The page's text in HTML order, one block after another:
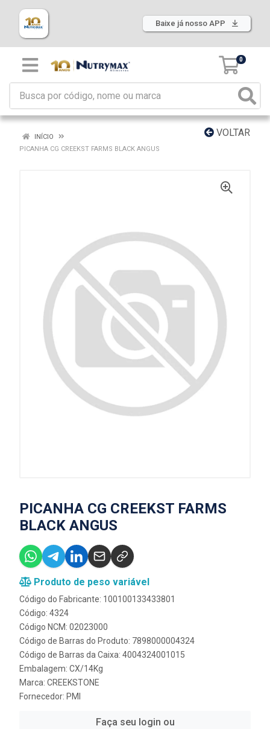
Baixe já nosso APP
0
VOLTAR
INÍCIO
PICANHA CG CREEKST FARMS BLACK ANGUS
PICANHA CG CREEKST FARMS
BLACK ANGUS
Produto de peso variável
Código do Fabricante: 100100133433801
Código: 4324
Código NCM: 02023000
Código de Barras do Produto: 7898000004324
Código de Barras da Caixa: 4004324001015
Embalagem: CX/14Kg
Marca: CREEKSTONE
Fornecedor: PMI
Faça seu login ou